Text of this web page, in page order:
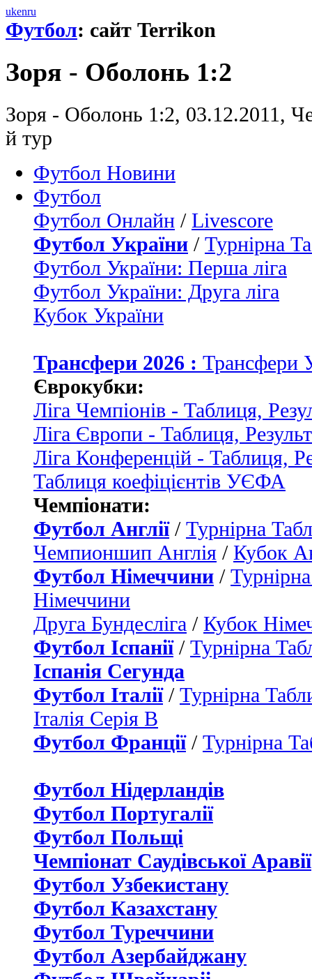
ukenru
Футбол: сайт Terrikon
Зоря - Оболонь 1:2
Зоря - Оболонь 1:2, 03.12.2011,
й тур
Футбол Новини
Футбол
Футбол Онлайн / Livescore
Футбол України / Турнірна
Футбол України: Перша ліга
Футбол України: Друга ліга
Кубок України
Трансфери 2026 : Трансфери
Єврокубки:
Ліга Чемпіонів - Таблиця,
Ліга Європи - Таблиця,
Ліга Конференцій - Таблиця,
Таблиця коефіцієнтів УЄФА
Чемпіонати:
Футбол Англії/ Турнірна
Чемпионшип Англія / Кубок
Футбол Німеччини /
Німеччини
Друга Бундесліга / Кубок
Футбол Іспанії/ Турнірна
Іспанія Сегунда
Футбол Італії/ Турнірна
Італія Серія B
Футбол Франції/ Турнірна
Футбол Нідерландiв
Футбол Португалії
Футбол Польщі
Чемпіонат Саудівської Аравії
Футбол Узбекистану
Футбол Казахстану
Футбол Туреччини
Футбол Азербайджану